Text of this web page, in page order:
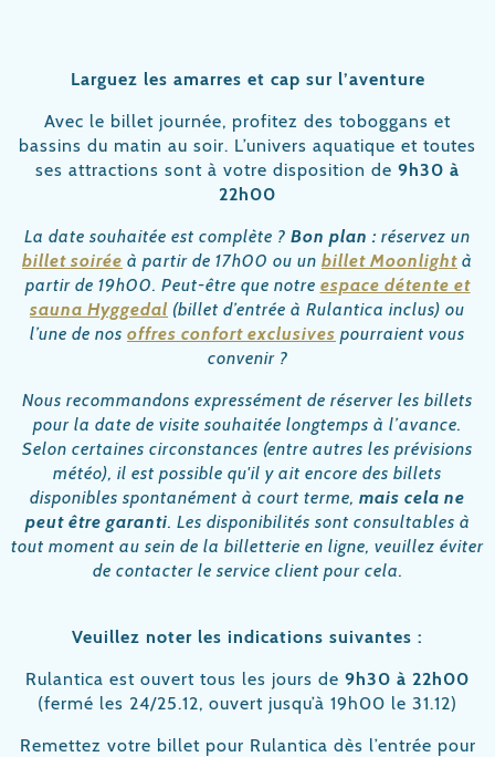
Larguez les amarres et cap sur l’aventure
Avec le billet journée, profitez des toboggans et
bassins du matin au soir. L’univers aquatique et toutes
ses attractions sont à votre disposition de 9h30 à
22h00
La date souhaitée est complète ? Bon plan : réservez un
billet soirée à partir de 17h00 ou un billet Moonlight à
partir de 19h00. Peut-être que notre espace détente et
sauna Hyggedal (billet d’entrée à Rulantica inclus) ou
l’une de nos offres confort exclusives pourraient vous
convenir ?
Nous recommandons expressément de réserver les billets
pour la date de visite souhaitée longtemps à l’avance.
Selon certaines circonstances (entre autres les prévisions
météo), il est possible qu'il y ait encore des billets
disponibles spontanément à court terme, mais cela ne
peut être garanti. Les disponibilités sont consultables à
tout moment au sein de la billetterie en ligne, veuillez éviter
de contacter le service client pour cela.
Veuillez noter les indications suivantes :
Rulantica est ouvert tous les jours de 9h30 à 22h00
(fermé les 24/25.12, ouvert jusqu’à 19h00 le 31.12)
Remettez votre billet pour Rulantica dès l’entrée pour